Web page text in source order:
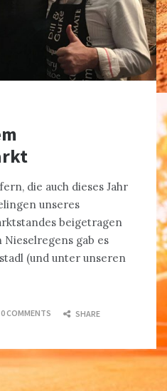
die auch dieses Jahr
unseres
beigetragen
gab es
(und unter unseren
0 COMMENTS SHARE